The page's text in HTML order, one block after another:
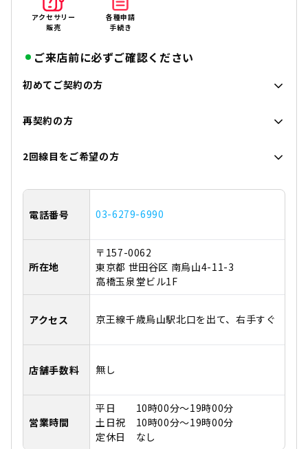
アクセサリー
販売
各種申請
手続き
ご来店前に必ずご確認ください
初めてご契約の方
再契約の方
2回線目をご希望の方
電話番号 03-6279-6990
所在地
〒157-0062
東京都 世田谷区 南烏山4-11-3
高橋玉泉堂ビル1F
アクセス 京王線千歳烏山駅北口を出て、右手すぐ
店舗手数料 無し
営業時間
平日 10時00分～19時00分
土日祝 10時00分～19時00分
定休日 なし